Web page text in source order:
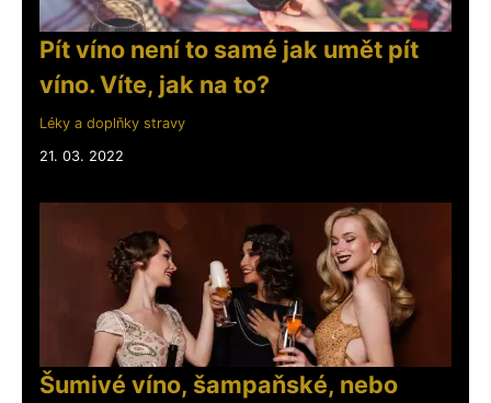
Pít víno není to samé jak umět pít
víno. Víte, jak na to?
Léky a doplňky stravy
21. 03. 2022
Šumivé víno, šampaňské, nebo